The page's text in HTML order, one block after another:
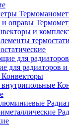
и
для радиаторов и
Конвекторы